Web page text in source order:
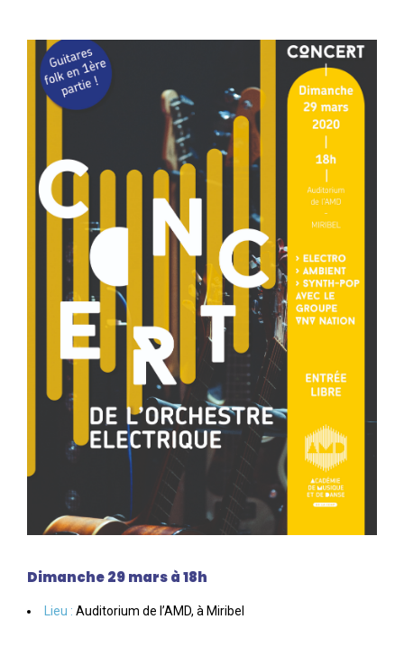
Dimanche 29 mars à 18h
Lieu : Auditorium de l’AMD, à Miribel